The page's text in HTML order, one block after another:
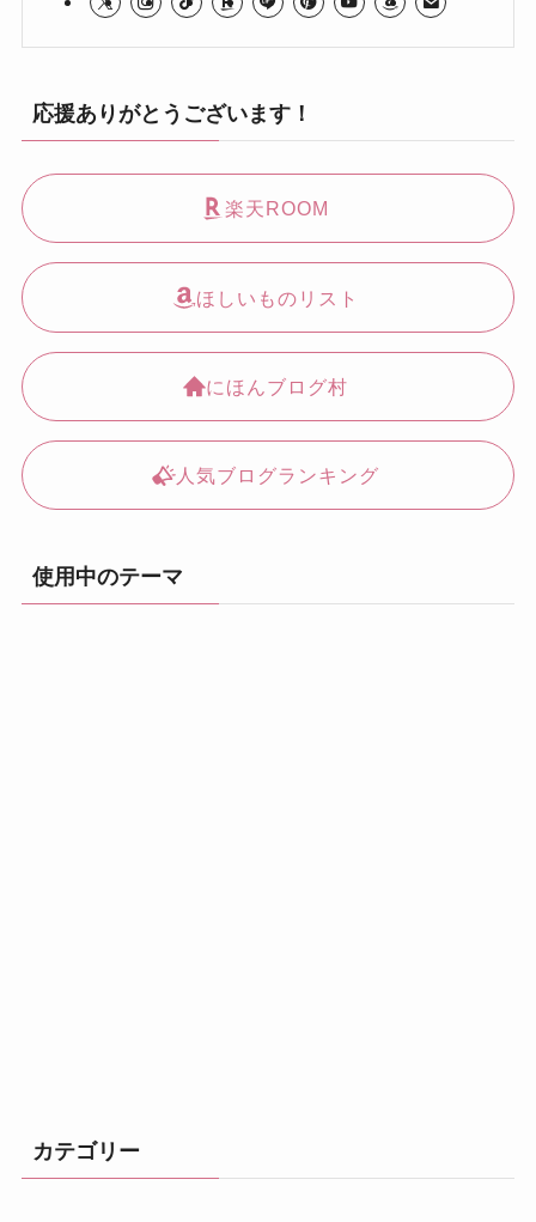
応援ありがとうございます！
楽天ROOM
ほしいものリスト
にほんブログ村
人気ブログランキング
使用中のテーマ
カテゴリー